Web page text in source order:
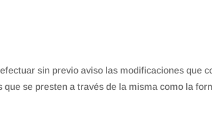
sin previo aviso las modificaciones que
se presten a través de la misma como la